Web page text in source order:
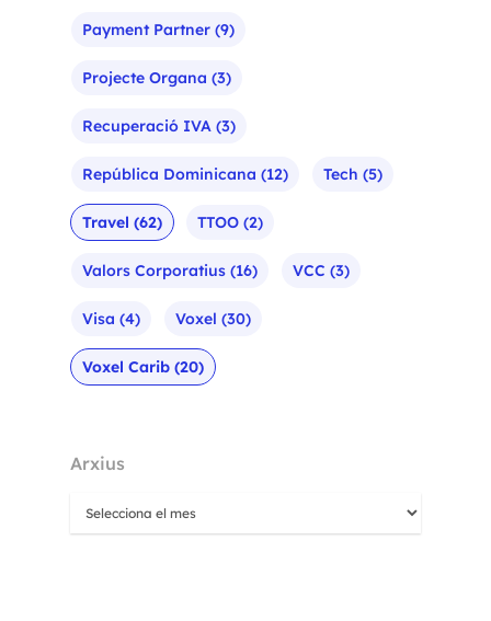
Payment Partner (9)
Projecte Organa (3)
Recuperació IVA (3)
República Dominicana (12) Tech (5)
Travel (62) TTOO (2)
Valors Corporatius (16) VCC (3)
Visa (4) Voxel (30)
Voxel Carib (20)
Arxius